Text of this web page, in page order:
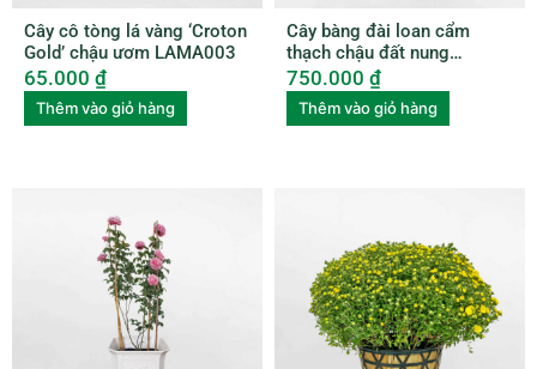
Cây cô tòng lá vàng ‘Croton
Gold’ chậu ươm LAMA003
65.000 ₫
Thêm vào giỏ hàng
Cây bàng đài loan cẩm
thạch chậu đất nung
BUBU006
750.000 ₫
Thêm vào giỏ hàng